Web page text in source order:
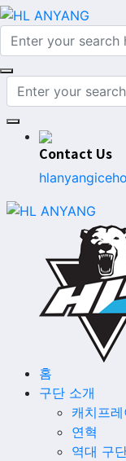
Contact Us
홈
구단 소개
캐치프
연혁
역대 구